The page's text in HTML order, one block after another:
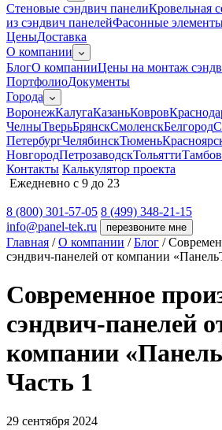
Cтеновые сэндвич панелиКровельная
из сэндвич панелейФасонные
ЦеныДоставка
О компании
БлогО компанииЦены на монтаж
ПортфолиоДокументы
Города
ВоронежКалугаКазаньКовров
ЧелныТверьБрянскСмоленскБелгород
ПетербургЧелябинскТюмень
НовгородПетрозаводскТольяттиТамбов
Контакты Калькулятор проекта
Ежедневно с 9 до 23
8 (800) 301-57-05 8 (499) 348-21-15
info@panel-tek.ru
перезвоните мне
Главная / О компании / Блог /
сэндвич-панелей от компании
Современное
сэндвич-панелей
компании
Часть 1
29 сентября 2024